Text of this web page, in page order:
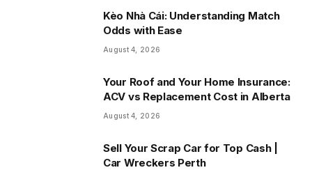
Kèo Nhà Cái: Understanding Match
Odds with Ease
August 4, 2026
Your Roof and Your Home Insurance:
ACV vs Replacement Cost in Alberta
August 4, 2026
Sell Your Scrap Car for Top Cash |
Car Wreckers Perth